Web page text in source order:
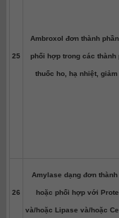
25
Ambroxol đơn thành
phối hợp trong các thành
thuốc ho, hạ nhiệt, giảm
26
Amylase dạng đơn thành
hoặc phối hợp với
và/hoặc Lipase và/hoặc